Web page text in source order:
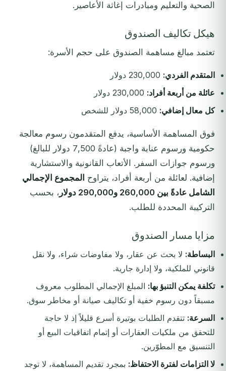
الصحية والتعليم ومبادرات إغاثة الأعاصير.
هيكل تكاليف الصندوق
تعتمد مبالغ مساهمة الصندوق على حجم الأسرة:
المتقدم الفردي:
عائلة من أربعة أفراد:
كل معال إضافي:
فوق المساهمة الأساسية، يدفع المتقدمون رسوم معالجة
حكومية ورسوم عناية واجبة (عادةً 7,500 دولار للبالغ)
ورسوم جوازات السفر. الأتعاب القانونية والاستشارية
إضافية. لعائلة من أربعة أفراد، يتراوح المجموع الإجمالي
الشامل عادةً بين 260,000 و290,000 دولار
، بحسب
التركيبة المحددة للطلب.
مزايا مسار الصندوق
البساطة: لا بحث عن عقار، ولا مفاوضات شراء، ولا نقل
قانوني للملكية، ولا إدارة جارية.
تكلفة يمكن التنبؤ بها: المبلغ الإجمالي المطلوب معروف
مسبقاً دون رسوم خفية أو تكاليف صيانة أو مخاطر سوق.
السرعة: تتقدم الطلبات بوتيرة أسرع قليلاً إذ لا حاجة
للتحقق من ملكيات العقارات أو إتمام اتفاقيات البيع أو
التنسيق مع المطوّرين.
لا التزامات لفترة الاحتفاظ: بمجرد تقديم المساهمة، لا توجد